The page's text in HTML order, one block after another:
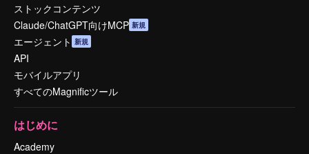
ストックコンテンツ
Claude/ChatGPT向けMCP 新規
エージェント 新規
API
モバイルアプリ
すべてのMagnificツール
はじめに
Academy